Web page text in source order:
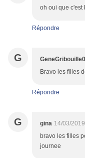
oh oui que c'est
Répondre
G
Bravo les filles
Répondre
G gina 14/03/
bravo les filles
journee